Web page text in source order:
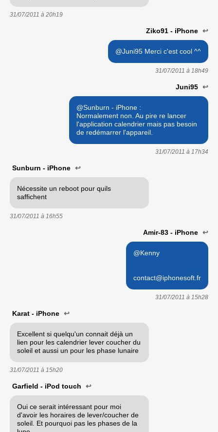
31/07/2011 à 20h19
Ziko91 - iPhone ↩
@Juni95 Merci c'est cool ^^
31/07/2011 à 18h49
Juni95 ↩
@Sunburn - iPhone :
Normalement non. Au pire re lancer
l'application calendrier mais pas besoin
de redémarrer l'appareil.
31/07/2011 à 17h34
Sunburn - iPhone ↩
Nécessite un reboot pour quils
saffichent
31/07/2011 à 16h55
Amir-83 - iPhone ↩
@Kenny
contact@iphonesoft.fr
31/07/2011 à 15h28
Karat - iPhone ↩
Excellent si quelqu'un connait déjà un
lien pour les calendrier lever coucher du
soleil et aussi un pour les phase lunaire
31/07/2011 à 15h20
Garfield - iPod touch ↩
Oui ce serait intéressant pour moi
d'avoir les horaires de lever/coucher de
soleil. Et pourquoi pas les phases de la